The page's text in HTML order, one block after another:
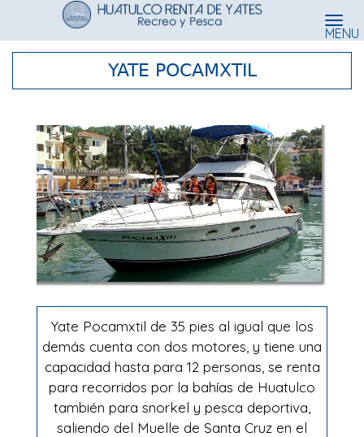
MENU
YATE POCAMXTIL
Yate Pocamxtil de 35 pies al igual que los
demás cuenta con dos motores, y tiene una
capacidad hasta para 12 personas, se renta
para recorridos por la bahías de Huatulco
también para snorkel y pesca deportiva,
saliendo del Muelle de Santa Cruz en el